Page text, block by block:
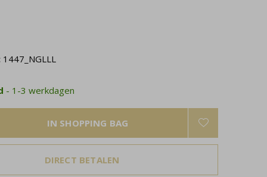
1447_NGLLL
- 1-3 werkdagen
IN SHOPPING BAG
DIRECT BETALEN